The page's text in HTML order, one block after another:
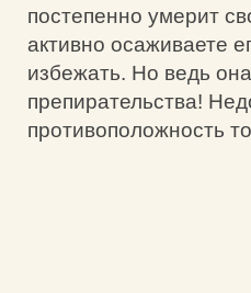
постепенно умерит
активно осаживаете
избежать. Но ведь
препирательства!
противоположность